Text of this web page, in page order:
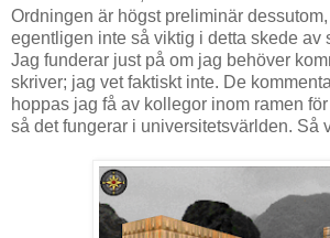
Ordningen är högst preliminär
egentligen inte så viktig i detta skede av
Jag funderar just på om jag behöver
skriver; jag vet faktiskt inte. De
hoppas jag få av kollegor inom ramen
så det fungerar i universitetsvärlden. Så